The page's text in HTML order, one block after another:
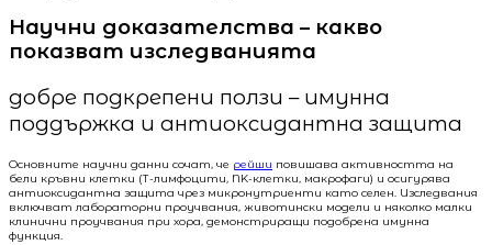
Научни доказателства – какво
показват изследванията
добре подкрепени ползи – имунна
поддържка и антиоксидантна защита
Основните научни данни сочат, че рейши повишава активността на
бели кръвни клетки (Т-лимфоцити, NK-клетки, макрофаги) и осигурява
антиоксидантна защита чрез микронутриенти като селен. Изследвания
включват лабораторни проучвания, животински модели и няколко малки
клинични проучвания при хора, демонстриращи подобрена имунна
функция.